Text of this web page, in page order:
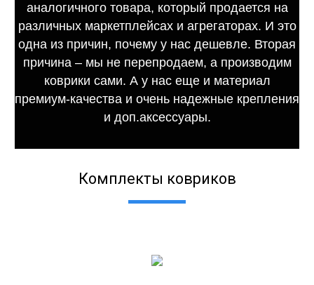
аналогичного товара, который продается на
различных маркетплейсах и агрегаторах. И это
одна из причин, почему у нас дешевле. Вторая
причина – мы не перепродаем, а производим
коврики сами. А у нас еще и материал
премиум-качества и очень надежные крепления
и доп.аксессуары.
Комплекты ковриков